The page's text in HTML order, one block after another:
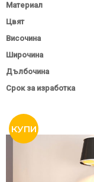
Материал
Цвят
Височина
Широчина
Дълбочина
Срок за изработка